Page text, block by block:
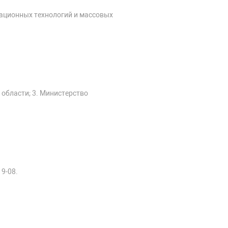
технологий и массовых
3. Министерство
08.